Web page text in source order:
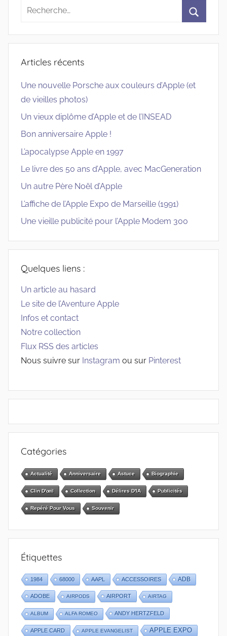
Recherche
:
Articles récents
Une nouvelle Porsche aux couleurs d’Apple (et
de vieilles photos)
Un vieux diplôme d’Apple et de l’INSEAD
Bon anniversaire Apple !
L’apocalypse Apple en 1997
Le livre des 50 ans d’Apple, avec MacGeneration
Un autre Père Noël d’Apple
L’affiche de l’Apple Expo de Marseille (1991)
Une vieille publicité pour l’Apple Modem 300
Quelques liens :
Un article au hasard
Le site de l’Aventure Apple
Infos et contact
Notre collection
Flux RSS des articles
Nous suivre sur Instagram ou sur Pinterest
Catégories
Actualité Anniversaire Astuce Biographie
Clin D'œil Collection Délires D'IA Publicités
Repéré Pour Vous Souvenir
Étiquettes
1984 68000 AAPL ACCESSOIRES ADB
ADOBE AIRPODS AIRPORT AIRTAG
ALBUM ALFA ROMEO ANDY HERTZFELD
APPLE CARD APPLE EVANGELIST APPLE EXPO